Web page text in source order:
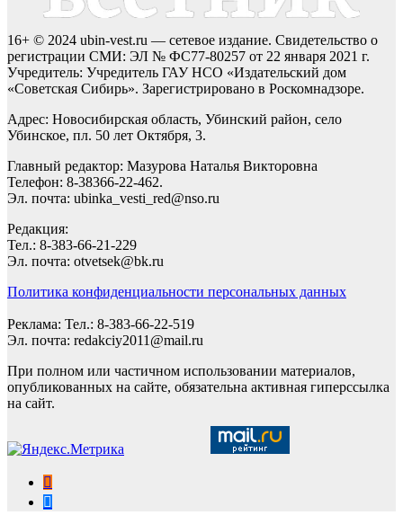
16+ © 2024 ubin-vest.ru — сетевое издание. Свидетельство о
регистрации СМИ: ЭЛ № ФС77-80257 от 22 января 2021 г.
Учредитель: Учредитель ГАУ НСО «Издательский дом
«Советская Сибирь». Зарегистрировано в Роскомнадзоре.
Адрес: Новосибирская область, Убинский район, село
Убинское, пл. 50 лет Октября, 3.
Главный редактор: Мазурова Наталья Викторовна
Телефон: 8-38366-22-462.
Эл. почта: ubinka_vesti_red@nso.ru
Редакция:
Тел.: 8-383-66-21-229
Эл. почта: otvetsek@bk.ru
Политика конфиденциальности персональных данных
Реклама: Тел.: 8-383-66-22-519
Эл. почта: redakciy2011@mail.ru
При полном или частичном использовании материалов,
опубликованных на сайте, обязательна активная гиперссылка
на сайт.